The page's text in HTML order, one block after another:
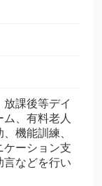
課後等デイ
、有料老人
機能訓練、
ケーション支
言などを行い